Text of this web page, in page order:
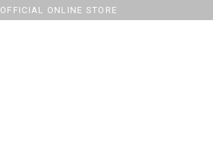
OFFICIAL ONLINE STORE